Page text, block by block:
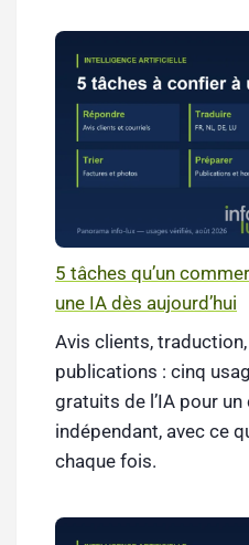
5 tâches qu’un
une IA dès aujourd’hui
Avis clients,
publications : cinq
gratuits de l’IA pour
indépendant, avec ce
chaque fois.